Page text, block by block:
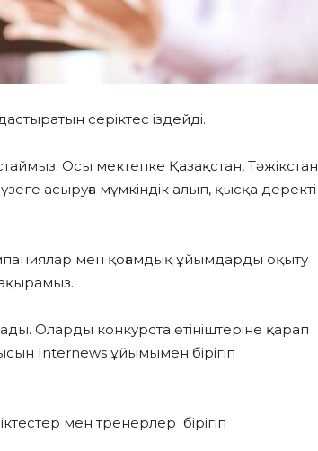
серіктес іздейді.
Осы мектепке Қазақстан, Тәжікстан
асыруға мүмкіндік алып, қысқа деректі
мен қоғамдық ұйымдарды оқыту
Оларды конкурста өтініштеріне қарап
Internews ұйымымен бірігіп
мен тренерлер бірігіп